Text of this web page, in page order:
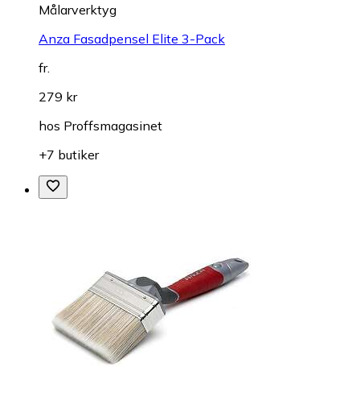
Målarverktyg
Anza Fasadpensel Elite 3-Pack
fr.
279 kr
hos Proffsmagasinet
+7 butiker